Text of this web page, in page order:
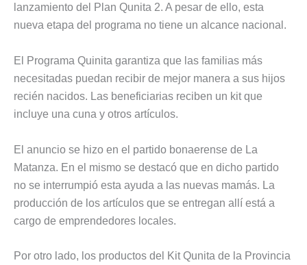
lanzamiento del Plan Qunita 2. A pesar de ello, esta
nueva etapa del programa no tiene un alcance nacional.
El Programa Quinita garantiza que las familias más
necesitadas puedan recibir de mejor manera a sus hijos
recién nacidos. Las beneficiarias reciben un kit que
incluye una cuna y otros artículos.
El anuncio se hizo en el partido bonaerense de La
Matanza. En el mismo se destacó que en dicho partido
no se interrumpió esta ayuda a las nuevas mamás. La
producción de los artículos que se entregan allí está a
cargo de emprendedores locales.
Por otro lado, los productos del Kit Qunita de la Provincia